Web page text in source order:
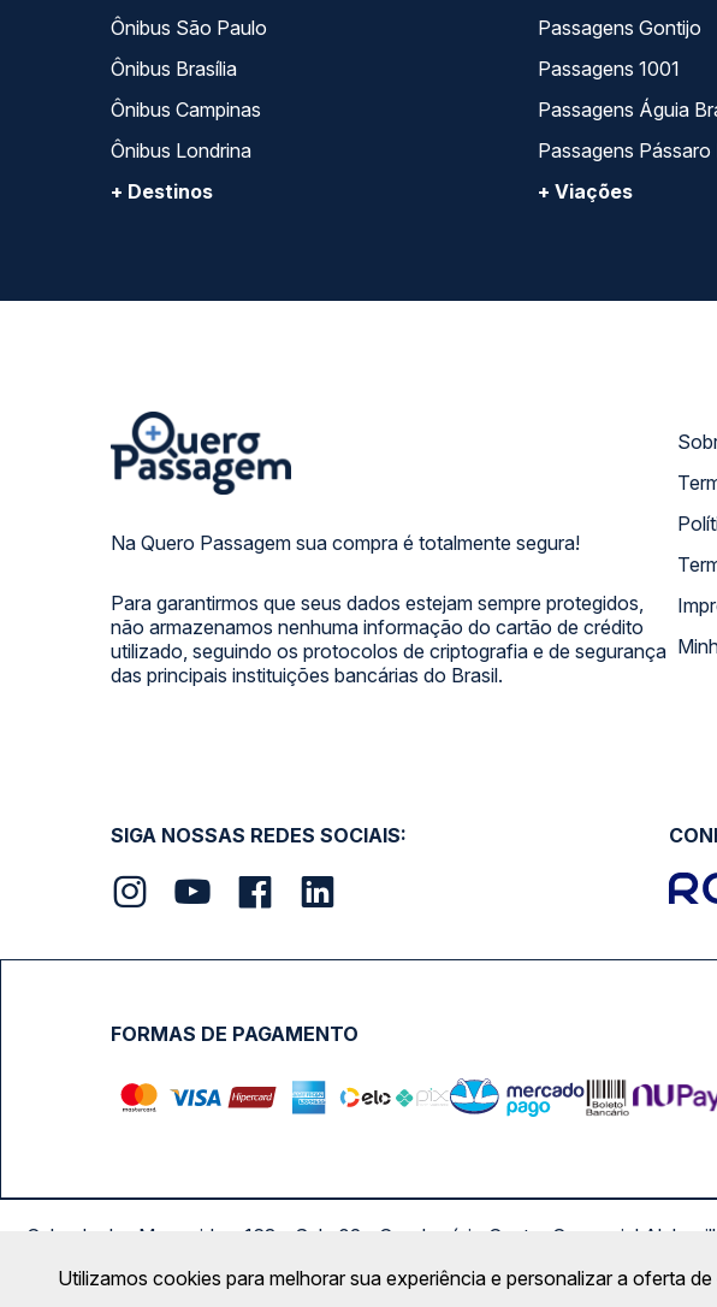
Ônibus São Paulo
Ônibus Brasília
Ônibus Campinas
Ônibus Londrina
+ Destinos
Passagens Gontijo
Passagens 1001
Passagens Águia
Passagens Pássaro
+ Viações
Na Quero Passagem sua compra é totalmente segura!
Para garantirmos que seus dados estejam sempre protegidos,
não armazenamos nenhuma informação do cartão de crédito
utilizado, seguindo os protocolos de criptografia e de segurança
das principais instituições bancárias do Brasil.
SIGA NOSSAS REDES SOCIAIS:
FORMAS DE PAGAMENTO
Calçada das Margaridas, 163 - Sala 02 - Condomínio Centro Comercial
Copyright
Utilizamos cookies para melhorar sua experiência e personalizar a oferta